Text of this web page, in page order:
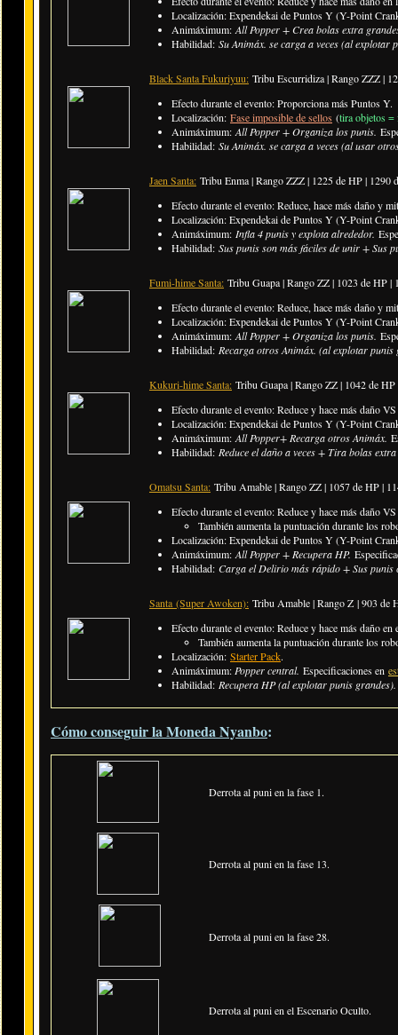
Localización: Expendekai de Puntos Y (Y-Point
Animáximum: All Popper + Crea bolas extra
Habilidad: Su Animáx. se carga a veces (al
Black Santa Fukuriyuu: Tribu Escurridiza | Rango ZZZ |
Efecto durante el evento: Proporciona más Puntos Y.
Localización: Fase imposible de sellos (tira objetos =
Animáximum: All Popper + Organiza los punis.
Habilidad: Su Animáx. se carga a veces (al usar
Jaen Santa: Tribu Enma | Rango ZZZ | 1225 de HP | 1290
Efecto durante el evento: Reduce, hace más daño y
Localización: Expendekai de Puntos Y (Y-Point
Animáximum: Infla 4 punis y explota alrededor.
Habilidad: Sus punis son más fáciles de unir + Sus
Fumi-hime Santa: Tribu Guapa | Rango ZZ | 1023 de HP |
Efecto durante el evento: Reduce, hace más daño y
Localización: Expendekai de Puntos Y (Y-Point
Animáximum: All Popper + Organiza los punis.
Habilidad: Recarga otros Animáx. (al explotar
Kukuri-hime Santa: Tribu Guapa | Rango ZZ | 1042 de
Efecto durante el evento: Reduce y hace más daño
Localización: Expendekai de Puntos Y (Y-Point
Animáximum: All Popper+ Recarga otros Animáx.
Habilidad: Reduce el daño a veces + Tira bolas
Omatsu Santa: Tribu Amable | Rango ZZ | 1057 de HP |
Efecto durante el evento: Reduce y hace más daño
También aumenta la puntuación durante los
Localización: Expendekai de Puntos Y (Y-Point
Animáximum: All Popper + Recupera HP.
Habilidad: Carga el Delirio más rápido + Sus punis
Santa (Super Awoken): Tribu Amable | Rango Z | 903 de
Efecto durante el evento: Reduce y hace más daño
También aumenta la puntuación durante los
Localización: Starter Pack.
Animáximum: Popper central. Especificaciones en
Habilidad: Recupera HP (al explotar punis grandes).
Cómo conseguir la Moneda Nyanbo:
Derrota al puni en la fase 1.
Derrota al puni en la fase 13.
Derrota al puni en la fase 28.
Derrota al puni en el Escenario Oculto.